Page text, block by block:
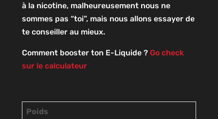
à la nicotine, malheureusement nous ne
sommes pas “toi”, mais nous allons essayer de
te conseiller au mieux.
Comment booster ton E-Liquide ? Go check
sur le calculateur
Poids